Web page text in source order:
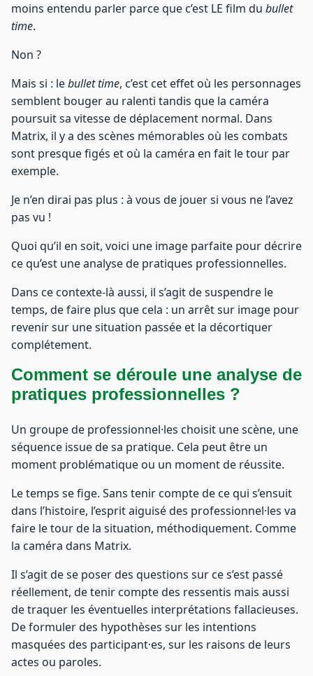
moins entendu parler parce que c’est LE film du bullet
time.
Non ?
Mais si : lebullet time, c’est cet effet où les personnages
semblent bouger au ralenti tandis que la caméra
poursuit sa vitesse de déplacement normal. Dans
Matrix, il y a des scènes mémorables où les combats
sont presque figés et où la caméra en fait le tour par
exemple.
Je n’en dirai pas plus : à vous de jouer si vous ne l’avez
pas vu !
Quoi qu’il en soit, voici une image parfaite pour décrire
ce qu’est une analyse de pratiques professionnelles.
Dans ce contexte-là aussi, il s’agit de suspendre le
temps, de faire plus que cela : un arrêt sur image pour
revenir sur une situation passée et la décortiquer
complétement.
Comment se déroule une analyse de
pratiques professionnelles ?
Un groupe de professionnel·les choisit une scène, une
séquence issue de sa pratique. Cela peut être un
moment problématique ou un moment de réussite.
Le temps se fige. Sans tenir compte de ce qui s’ensuit
dans l’histoire, l’esprit aiguisé des professionnel·les va
faire le tour de la situation, méthodiquement. Comme
la caméra dans Matrix.
Il s’agit de se poser des questions sur ce s’est passé
réellement, de tenir compte des ressentis mais aussi
de traquer les éventuelles interprétations fallacieuses.
De formuler des hypothèses sur les intentions
masquées des participant·es, sur les raisons de leurs
actes ou paroles.